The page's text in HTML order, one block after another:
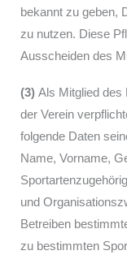
bekannt zu geben,
zu nutzen. Diese
Ausscheiden des
(3) Als Mitglied des
der Verein
folgende Daten
Name, Vorname,
und
Betreiben
zu bestimmten